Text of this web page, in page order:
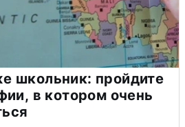
школьник: пройдите
в котором очень